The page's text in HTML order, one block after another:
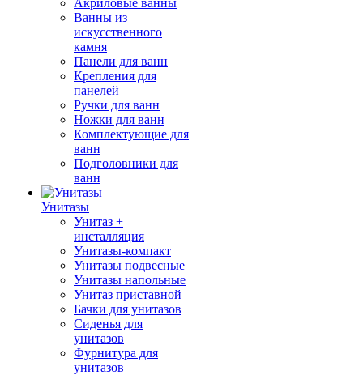
Акриловые ванны
Ванны из
искусственного
камня
Панели для ванн
Крепления для
панелей
Ручки для ванн
Ножки для ванн
Комплектующие для
ванн
Подголовники для
ванн
Унитазы
Унитаз +
инсталляция
Унитазы-компакт
Унитазы подвесные
Унитазы напольные
Унитаз приставной
Бачки для унитазов
Сиденья для
унитазов
Фурнитура для
унитазов